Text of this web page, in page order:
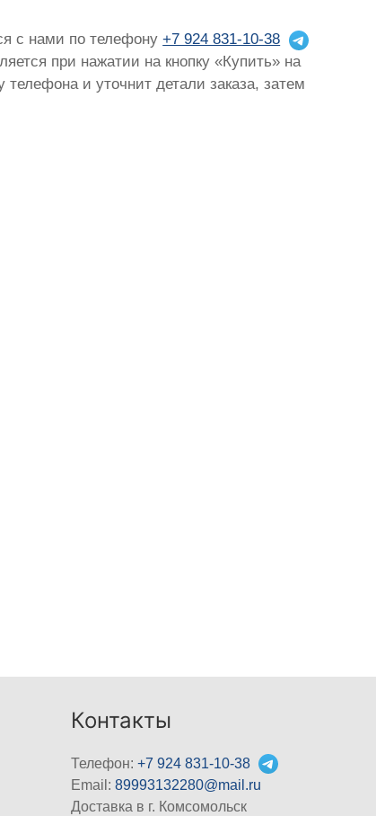
с нами по телефону+7 924 831-10-38
при нажатии на кнопку «Купить» на
и уточнит детали заказа, затем
Контакты
Телефон:+7 924 831-10-38
Email:89993132280@mail.ru
Доставка в г. Комсомольск